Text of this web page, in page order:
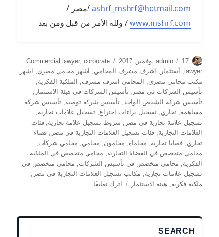
ashrf_mshrf@hotmail.com/مصر /
www.mshrf.com/ ولله الأمر من قبل ومن بعد
الكاتبadmin
نُشرت
في
17 نوفمبر, 2017 التصنيفات Commercial lawyer, corporate
lawyer
, أستثمار , اشرف مشرف المحامي, اشهر محامي مصري,
اشهر
مكتب محامي مصري, المحامي اشرف مشرف, الملكية الفكرية,
تأسيس الشركات في مصر ,تأسيس الشركات في هيئة الاستثمار ,
تأسيس شركة الشخص الواحد,تأسيس شركة توصية,تأسيس شركة
مساهمة,تجاري,تسجيل براءات اختراع,تسجيل علامات تجارية,
تسجيل علامة تجارية في مصر , شروط تسجيل علامة تجارية,فئات
العلامات التجارية,فئات تسجيل العلامات التجارية فى مصر ,قضاء
تجاري,قضايا تجارية, محاماة, محامون, محامي, محامي شركات,
محامي متخصص في القضايا التجارية, محامي متخصص في الملكية
الفكرية, محامي متخصص في تأسيس الشركات, محامي متخصص في
تسجيل علامات تجارية, مكاتب تسجيل العلامات التجارية في مصر ,
ملكية فكرية, هيئة الاستثمار اترك تعليقًا
SEARCH